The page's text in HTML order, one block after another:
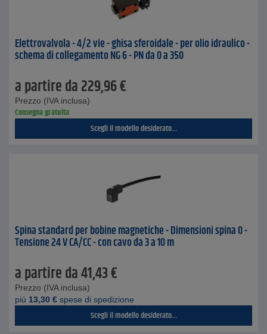
Elettrovalvola - 4/2 vie - ghisa sferoidale - per olio idraulico -
schema di collegamento NG 6 - PN da 0 a 350
a partire da229,96€
Prezzo (IVA inclusa)
Consegna gratuita
Scegli il modello desiderato...
Spina standard per bobine magnetiche - Dimensioni spina 0 -
Tensione 24 V CA/CC - con cavo da 3 a 10 m
a partire da41,43€
Prezzo (IVA inclusa)
piú 13,30 € spese di spedizione
Scegli il modello desiderato...